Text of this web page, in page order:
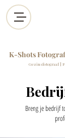
K-Shots
Gezinsfotograaf |
Breng je bedrijf